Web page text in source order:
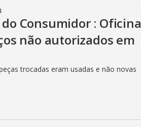
Consumidor : Oficina
não autorizados em
trocadas eram usadas e não novas